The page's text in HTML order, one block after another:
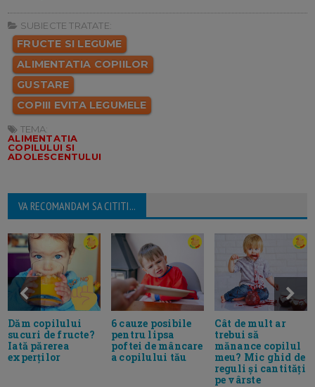
SUBIECTE TRATATE:
FRUCTE SI LEGUME
ALIMENTATIA COPIILOR
GUSTARE
COPIII EVITA LEGUMELE
TEMA:
ALIMENTATIA
COPILULUI SI
ADOLESCENTULUI
VA RECOMANDAM SA CITITI...
Dăm copilului
sucuri de fructe?
Iată părerea
experților
6 cauze posibile
pentru lipsa
poftei de mâncare
a copilului tău
Cât de mult ar
trebui să
mănance copilul
meu? Mic ghid de
reguli și cantități
pe vârste